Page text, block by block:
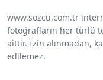
www.sozcu.com.tr
fotoğrafların her türlü
aittir. İzin alınmadan,
edilemez.